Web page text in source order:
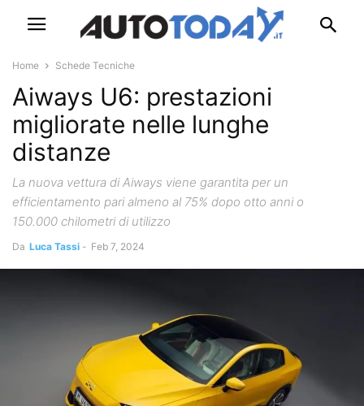
Home Schede Tecniche
Aiways U6: prestazioni
migliorate nelle lunghe
distanze
La nuova vettura di Aiways viene garantita per un
efficientamento pari almeno al 75% dopo otto anni o
150.000 chilometri di utilizzo
Da Luca Tassi - Feb 7, 2024